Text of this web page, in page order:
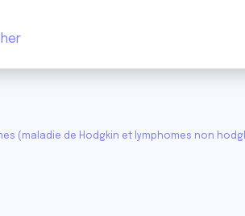
(maladie de Hodgkin et lymphomes non